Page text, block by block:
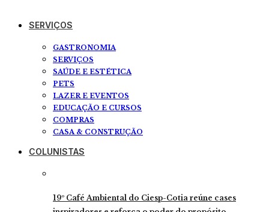
SERVIÇOS
GASTRONOMIA
SERVIÇOS
SAÚDE E ESTÉTICA
PETS
LAZER E EVENTOS
EDUCAÇÃO E CURSOS
COMPRAS
CASA & CONSTRUÇÃO
COLUNISTAS
19º Café Ambiental do Ciesp-Cotia reúne cases